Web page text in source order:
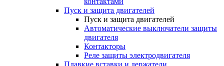
Пуск и защита двигателей
Пуск и защита двигателей
Автоматические выключатели защиты
двигателя
Контакторы
Реле защиты электродвигателя
Плавкие вставки и держатели